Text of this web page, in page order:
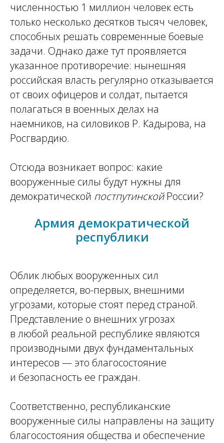
численностью 1 миллион человек есть
только несколько десятков тысяч человек,
способных решать современные боевые
задачи. Однако даже тут проявляется
указанное противоречие: нынешняя
российская власть регулярно отказывается
от своих офицеров и солдат, пытается
полагаться в военных делах на
наемников, на силовиков Р. Кадырова, на
Росгвардию.
Отсюда возникает вопрос: какие
вооруженные силы будут нужны для
демократической постпутинскойРоссии?
Армия демократической
республики
Облик любых вооруженных сил
определяется, во-первых, внешними
угрозами, которые стоят перед страной.
Представление о внешних угрозах
в любой реальной республике являются
производными двух фундаментальных
интересов — это благосостояние
и безопасность ее граждан.
Соответственно, республиканские
вооруженные силы направлены на защиту
благосостояния общества и обеспечение